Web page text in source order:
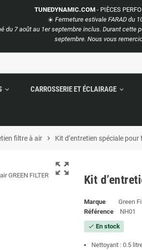
TUNEDYNAMIC.COM- PIÈCES
☀️ Fermeture estivale FARAD du
du 7 août au 1er septembre inclus. Durant
septembre. Nous vous
expand_more CARROSSERIE ET ÉCLAIRAGE expand_more
filtre à air chevron_right Kit d’entretien spéciale pour
zoom_out_map
Kit
Marque
Green
Référence
NH01
check En stock
Nettoyant : 0.5